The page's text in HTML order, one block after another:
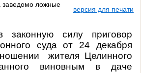
заведомо ложные
версия для печати
законную силу приговор
суда от 24 декабря
жителя Целинного
виновным в даче